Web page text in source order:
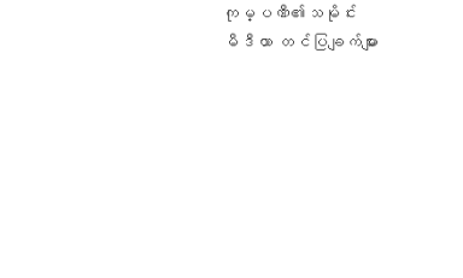
ကုမ္ပဏီ၏သမိုင်း
မီဒီယာ တင်ပြချက်များ